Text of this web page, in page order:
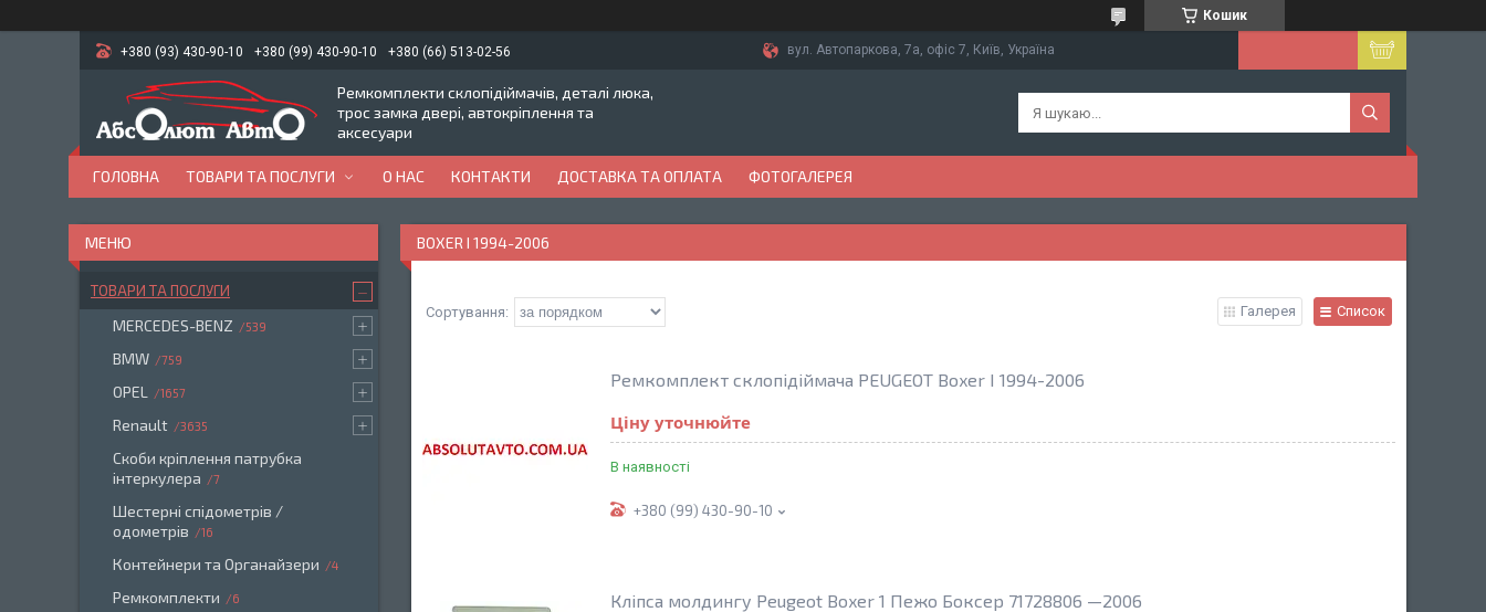
Кошик
+380 (93) 430-90-10 +380 (99) 430-90-10 +380 (66) 513-02-56 вул. Автопаркова, 7а, офіс 7, Київ, Україна
Ремкомплекти склопідіймачів, деталі люка,
трос замка двері, автокріплення та
аксесуари
ГОЛОВНА ТОВАРИ ТА ПОСЛУГИ О НАС КОНТАКТИ ДОСТАВКА ТА ОПЛАТА ФОТОГАЛЕРЕЯ
BOXER I 1994-2006
Галерея Список
Ремкомплект склопідіймача PEUGEOT Boxer I 1994-2006
Ціну уточнюйте
В наявності
+380 (99) 430-90-10
Кліпса молдингу Peugeot Boxer 1 Пежо Боксер 71728806 —2006
ТОВАРИ ТА ПОСЛУГИ
MERCEDES-BENZ 539
BMW 759
OPEL 1657
Renault 3635
Скоби кріплення патрубка
інтеркулера
7
Шестерні спідометрів /
одометрів
16
Контейнери та Органайзери 4
Ремкомплекти 6